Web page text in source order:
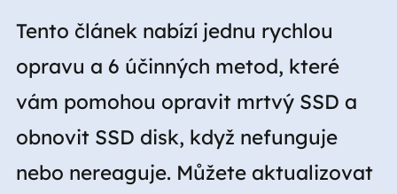
Tento článek nabízí jednu rychlou
opravu a 6 účinných metod, které
vám pomohou opravit mrtvý SSD a
obnovit SSD disk, když nefunguje
nebo nereaguje. Můžete aktualizovat